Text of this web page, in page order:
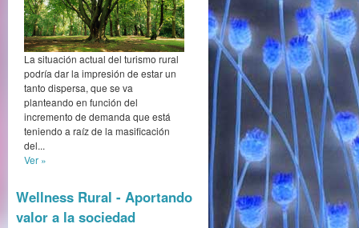
La situación actual del turismo rural
podría dar la impresión de estar un
tanto dispersa, que se va
planteando en función del
incremento de demanda que está
teniendo a raíz de la masificación
del...
Ver »
Wellness Rural - Aportando
valor a la sociedad